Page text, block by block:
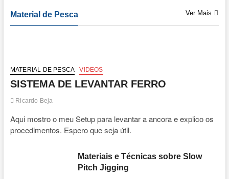
Material de Pesca Ver Mais
MATERIAL DE PESCA VIDEOS
SISTEMA DE LEVANTAR FERRO
Ricardo Beja
Aqui mostro o meu Setup para levantar a ancora e explico os
procedimentos. Espero que seja útil.
Materiais e Técnicas sobre Slow
Pitch Jigging